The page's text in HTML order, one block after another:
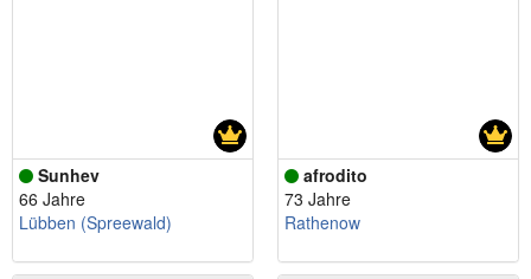
Sunhev
66 Jahre
Lübben (Spreewald)
afrodito
73 Jahre
Rathenow